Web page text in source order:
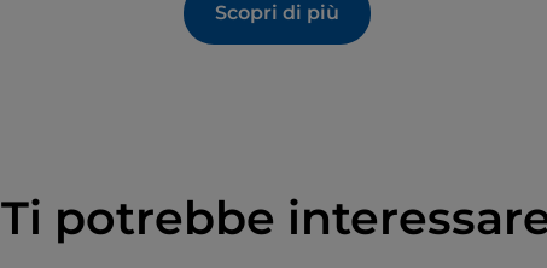
Scopri di più
Ti potrebbe